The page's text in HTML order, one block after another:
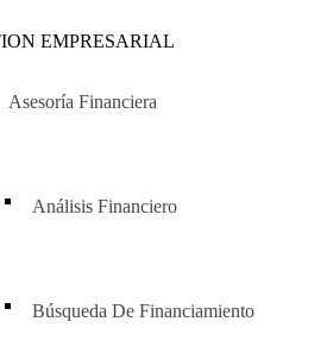
EMPRESARIAL
Asesoría Financiera
Análisis Financiero
Búsqueda De Financiamiento